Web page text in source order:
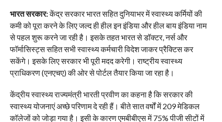
भारत सरकार:केंद्र सरकार भारत सहित दुनियाभर में स्वास्थ्य कर्मियों की
कमी को पूरा करने के लिए जल्द ही हील इन इंडिया और हील बाय इंडिया नाम
से पहल शुरू करने जा रही है। इसके तहत भारत से डॉक्टर, नर्स और
फॉर्मासिस्ट्स सहित सभी स्वास्थ्य कर्मचारी विदेश जाकर प्रैक्टिस कर
सकेंगे। इसके लिए सरकार भी पूरी मदद करेगी। राष्ट्रीय स्वास्थ्य
प्राधिकरण (एनएचए) की ओर से पोर्टल तैयार किया जा रहा है।
केंद्रीय स्वास्थ्य राज्यमंत्री भारती प्रवीण का कहना है कि सरकार की
स्वास्थ्य योजनाएं अच्छे परिणाम दे रही हैं। बीते सात वर्षों में 209 मेडिकल
कॉलेजों को जोड़ा गया है। इसी के कारण एमबीबीएस में 75% पीजी सीटों में